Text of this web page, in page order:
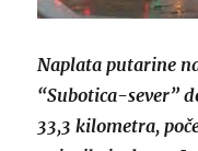
Naplata putarine
“Subotica-sever”
33,3 kilometra,